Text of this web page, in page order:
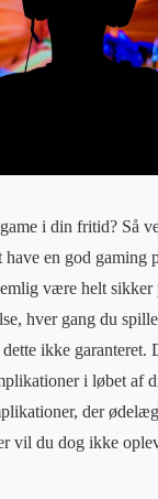
i din fritid? Så
en god gaming
være helt sikker
hver gang du
ikke garanteret.
i løbet af
der
vil du dog ikke